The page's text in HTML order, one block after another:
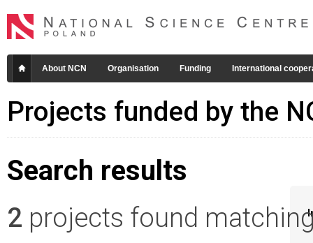
About NCN Organisation Funding International
Projects funded by the
Search results
2 projects found